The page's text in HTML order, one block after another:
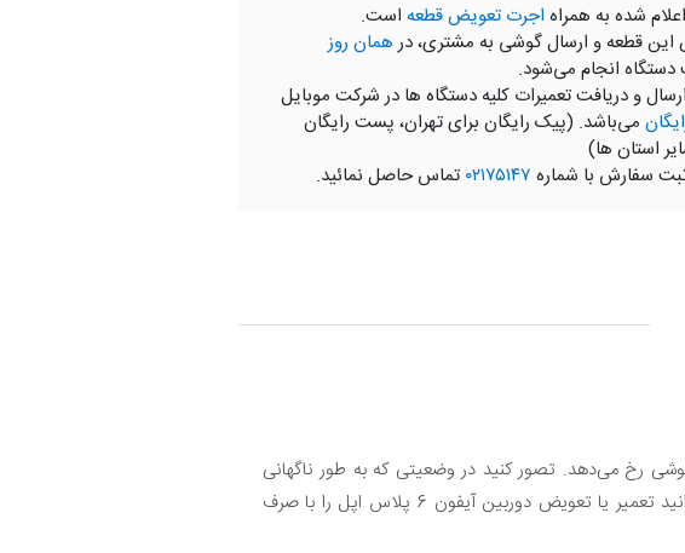
شده به همراه اجرت تعویض قطعه است.
قطعه و ارسال گوشی به مشتری، درهمان روز
دستگاه انجام می‌شود.
و دریافت تعمیرات کلیه دستگاه ها در شرکت موبایل
می‌باشد. (پیک رایگان برای تهران، پست رایگان
استان ها)
سفارش با شماره ۰۲۱۷۵۱۴۷ تماس حاصل نمائید.
که در این گوشی رخ می‌دهد. تصور کنید در وضعیتی که به طور ناگهانی
دوربین آیفون شما از کار می‌افتد چه حال و روزی دارید! با سرویس تعمیرات موبایل کمک می‌توانید تعمیر یا تعویض دوربین آیفون 6 پلاس اپل را با صرف